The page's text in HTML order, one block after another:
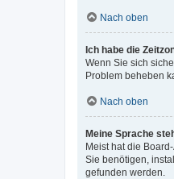
Nach oben
Ich habe die
Wenn Sie sich
Problem beheben
Nach oben
Meine Sprache
Meist hat die
Sie benötigen,
gefunden werden.